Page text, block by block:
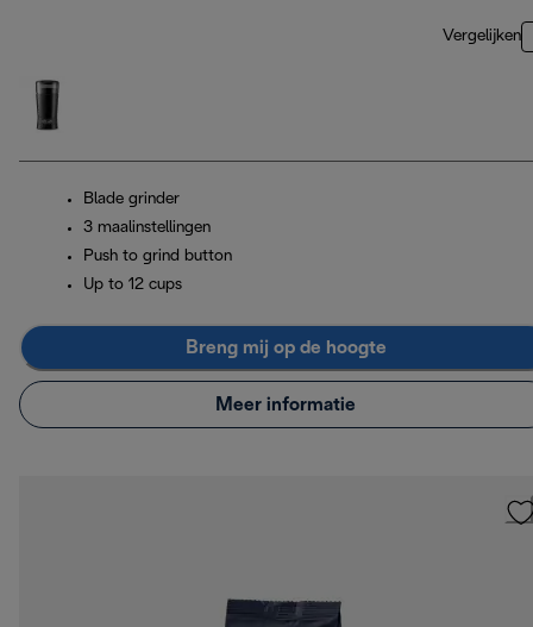
Vergelijken
Blade grinder
3 maalinstellingen
Push to grind button
Up to 12 cups
Breng mij op de hoogte
Meer informatie